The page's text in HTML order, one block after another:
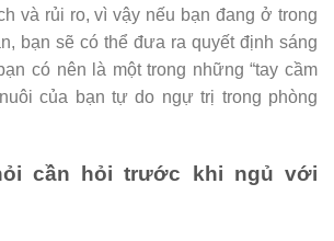
và rủi ro, vì vậy nếu bạn đang ở trong
bạn sẽ có thể đưa ra quyết định sáng
có nên là một trong những “tay cầm
của bạn tự do ngự trị trong phòng
cần hỏi trước khi ngủ với